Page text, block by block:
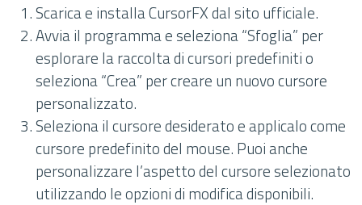
Scarica e installa CursorFX dal sito ufficiale.
Avvia il programma e seleziona “Sfoglia” per
esplorare la raccolta di cursori predefiniti o
seleziona “Crea” per creare un nuovo cursore
personalizzato.
Seleziona il cursore desiderato e applicalo come
cursore predefinito del mouse. Puoi anche
personalizzare l’aspetto del cursore selezionato
utilizzando le opzioni di modifica disponibili.